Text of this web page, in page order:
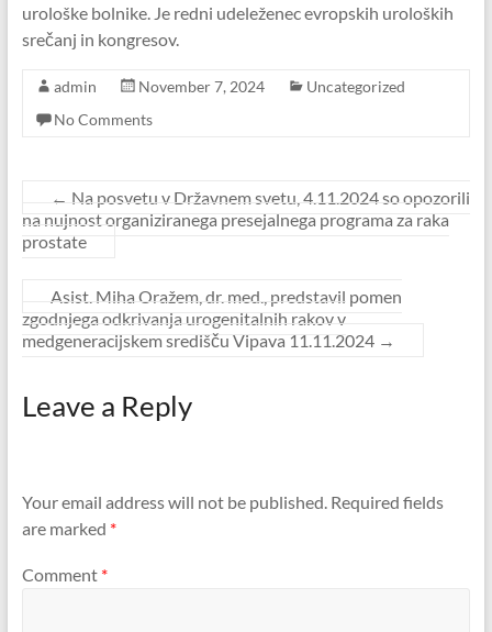
urološke bolnike. Je redni udeleženec evropskih uroloških
srečanj in kongresov.
admin November 7, 2024
Uncategorized
No Comments
← Na posvetu v Državnem svetu, 4.11.2024 so opozorili
na nujnost organiziranega presejalnega programa za raka
prostate
Asist. Miha Oražem, dr. med., predstavil pomen
zgodnjega odkrivanja urogenitalnih rakov v
medgeneracijskem središču Vipava 11.11.2024 →
Leave a Reply
Your email address will not be published. Required fields
are marked *
Comment *